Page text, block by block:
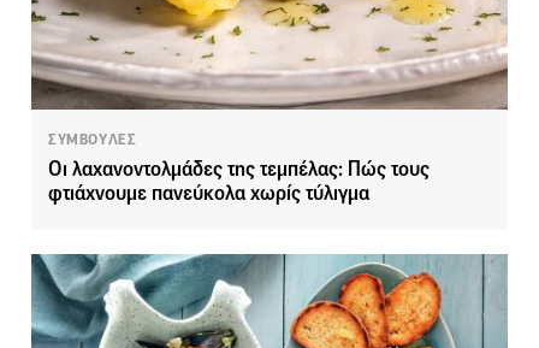
ΣΥΜΒΟΥΛΕΣ
Οι λαχανοντολμάδες της τεμπέλας: Πώς τους
φτιάχνουμε πανεύκολα χωρίς τύλιγμα